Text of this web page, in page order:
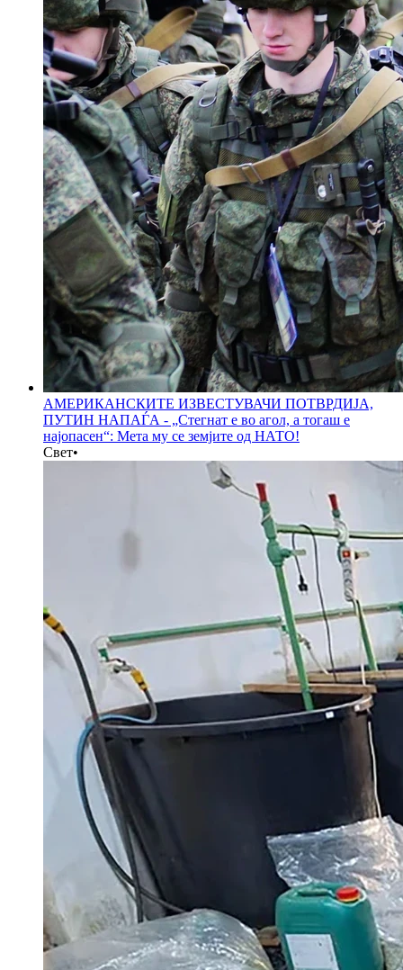
АМЕРИКАНСКИТЕ ИЗВЕСТУВАЧИ ПОТВРДИЈА,
ПУТИН НАПАЃА - „Стегнат е во агол, а тогаш е
најопасен“: Мета му се земјите од НАТО!
Свет•